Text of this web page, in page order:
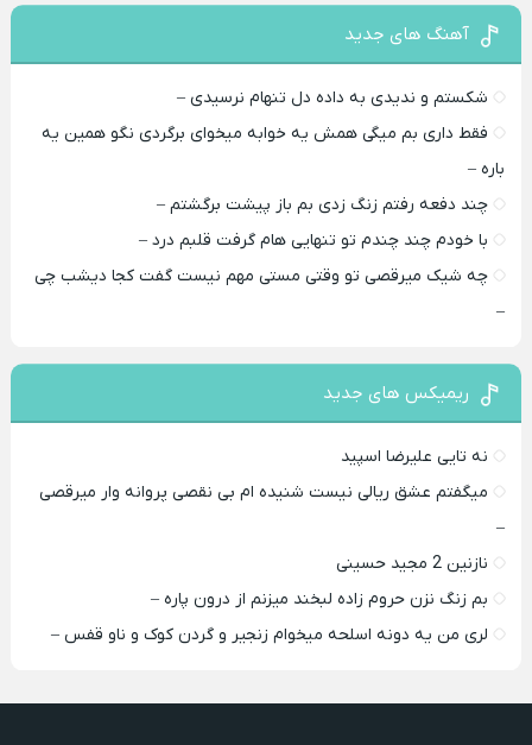
آهنگ های جدید
شکستم و ندیدی به داده دل تنهام نرسیدی –
فقط داری بم میگی همش یه خوابه میخوای برگردی نگو همین یه
باره –
چند دفعه رفتم زنگ زدی بم باز پیشت برگشتم –
با خودم چند چندم تو تنهایی هام گرفت قلبم درد –
چه شیک میرقصی تو وقتی مستی مهم نیست گفت کجا دیشب چی
–
ریمیکس های جدید
نه تایی علیرضا اسپید
میگفتم عشق ریالی نیست شنیده ام بی نقصی پروانه وار میرقصی
–
نازنین 2 مجید حسینی
بم زنگ نزن حروم زاده لبخند میزنم از درون پاره –
لری من یه دونه اسلحه میخوام زﻧﺠﻴﺮ و ﮔﺮدن ﻛﻮک و ﻧﺎو ﻗﻔﺲ –